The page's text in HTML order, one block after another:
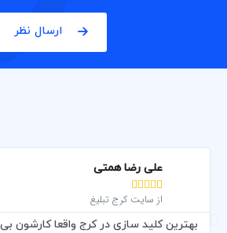
ارسال نظر
علی رضا همتی





از سایت کرج تبلیغ
بهترین کلید سازی در کرج واقعا کارشون